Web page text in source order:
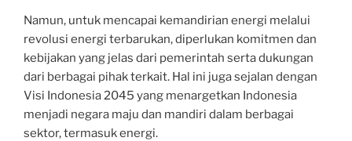
Namun, untuk mencapai kemandirian energi melalui
revolusi energi terbarukan, diperlukan komitmen dan
kebijakan yang jelas dari pemerintah serta dukungan
dari berbagai pihak terkait. Hal ini juga sejalan dengan
Visi Indonesia 2045 yang menargetkan Indonesia
menjadi negara maju dan mandiri dalam berbagai
sektor, termasuk energi.